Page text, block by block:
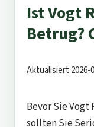
Ist Vogt
Betrug?
Aktualisiert 2026-
Bevor Sie
sollten Sie